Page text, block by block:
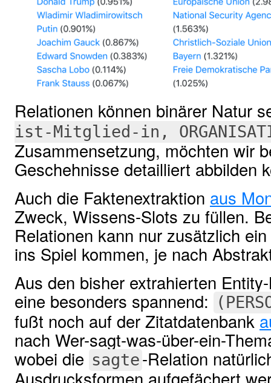
Relationen können binärer Natur
ist-Mitglied-in,
Zusammensetzung, möchten wir
Geschehnisse detailliert abbilden
Auch die Faktenextraktion aus
Zweck, Wissens-Slots zu füllen.
Relationen kann nur zusätzlich
ins Spiel kommen, je nach
Aus den bisher extrahierten
eine besonders spannend:
fußt noch auf der Zitatdatenbank
nach Wer-sagt-was-über-ein-
wobei die sagte-Relation